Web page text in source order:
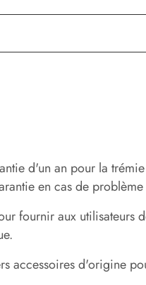
d'un an pour la
en cas de
fournir aux utilisateurs
accessoires d'origine